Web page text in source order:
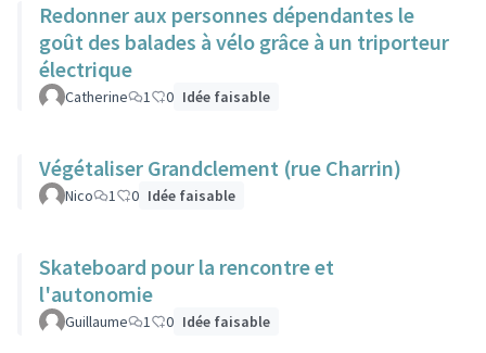
Redonner aux personnes dépendantes le
goût des balades à vélo grâce à un triporteur
électrique
Catherine 1 0 Idée faisable
Végétaliser Grandclement (rue Charrin)
Nico 1 0 Idée faisable
Skateboard pour la rencontre et
l'autonomie
Guillaume 1 0 Idée faisable